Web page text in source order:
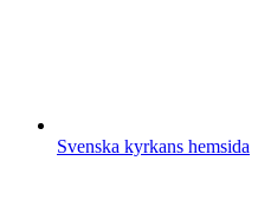
Svenska kyrkans hemsida